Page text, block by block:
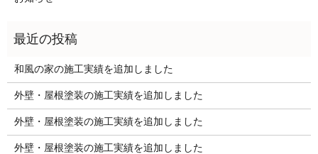
和風の家の施工実績を追加しました
外壁・屋根塗装の施工実績を追加しました
外壁・屋根塗装の施工実績を追加しました
外壁・屋根塗装の施工実績を追加しました